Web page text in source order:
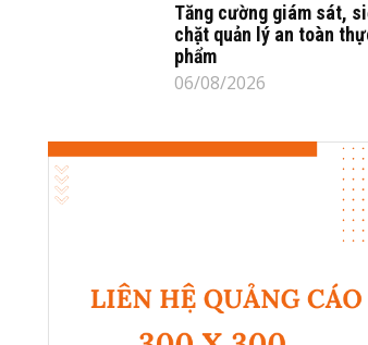
Tăng cường giám sát,
chặt quản lý an toàn
phẩm
06/08/2026